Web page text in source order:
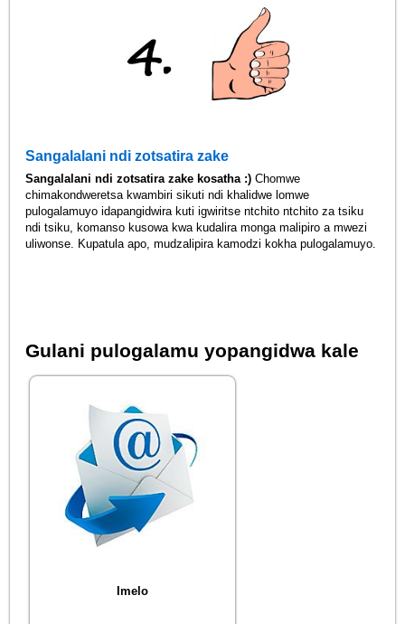
Sangalalani ndi zotsatira zake
Sangalalani ndi zotsatira zake kosatha :) Chomwe
chimakondweretsa kwambiri sikuti ndi khalidwe lomwe
pulogalamuyo idapangidwira kuti igwiritse ntchito ntchito za tsiku
ndi tsiku, komanso kusowa kwa kudalira monga malipiro a mwezi
uliwonse. Kupatula apo, mudzalipira kamodzi kokha pulogalamuyo.
Gulani pulogalamu yopangidwa kale
Imelo